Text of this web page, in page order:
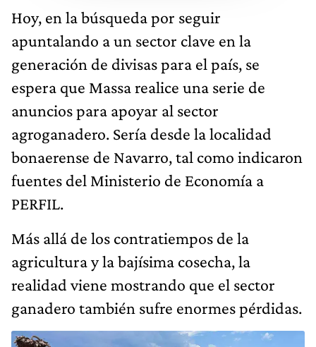
Hoy, en la búsqueda por seguir
apuntalando a un sector clave en la
generación de divisas para el país, se
espera que Massa realice una serie de
anuncios para apoyar al sector
agroganadero. Sería desde la localidad
bonaerense de Navarro, tal como indicaron
fuentes del Ministerio de Economía a
PERFIL.
Más allá de los contratiempos de la
agricultura y la bajísima cosecha, la
realidad viene mostrando que el sector
ganadero también sufre enormes pérdidas.